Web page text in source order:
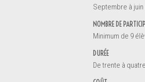
Une direction d'école
Un éducateur de la petite enfance
Septembre à
NOMBRE DE
Minimum de 9
DURÉE
De trente à